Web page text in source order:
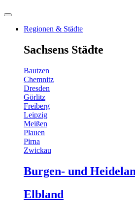
Regionen & Städte
Sachsens Städte
Bautzen
Chemnitz
Dresden
Görlitz
Freiberg
Leipzig
Meißen
Plauen
Pirna
Zwickau
Burgen- und
Elbland